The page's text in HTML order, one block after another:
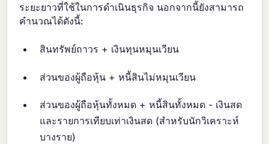
ระยะยาวที่ใช้ในการดำเนินธุรกิจ นอกจากนี้ยังสามารถ
คำนวณได้ดังนี้:
สินทรัพย์ถาวร + เงินทุนหมุนเวียน
ส่วนของผู้ถือหุ้น + หนี้สินไม่หมุนเวียน
ส่วนของผู้ถือหุ้นทั้งหมด + หนี้สินทั้งหมด - เงินสด
และรายการเทียบเท่าเงินสด (สำหรับนักวิเคราะห์
บางราย)